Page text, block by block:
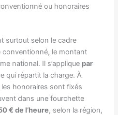
ou honoraires
surtout selon le cadre
conventionné, le montant
national. Il s’applique par
qui répartit la charge. À
les honoraires sont fixés
dans une fourchette
€ de l’heure, selon la région,